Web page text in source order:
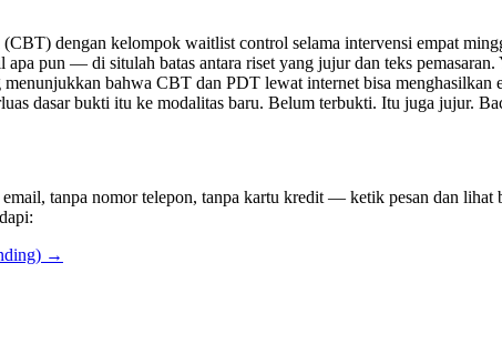
dengan kelompok waitlist control selama intervensi empat
pun — di situlah batas antara riset yang jujur dan teks
bahwa CBT dan PDT lewat internet bisa menghasilkan
dasar bukti itu ke modalitas baru. Belum terbukti. Itu juga jujur.
tanpa nomor telepon, tanpa kartu kredit — ketik pesan dan
→